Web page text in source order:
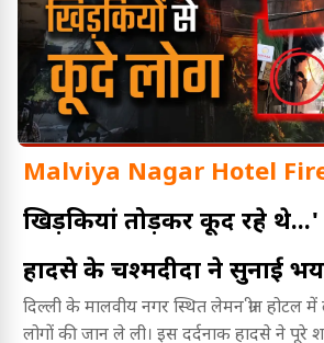
Malviya Nagar Hotel
खिड़कियां तोड़कर कूद रहे थे...'
हादसे के चश्मदीदों ने सुनाई
दिल्ली के मालवीय नगर स्थित लेमन ग्रीन
लोगों की जान ले ली। इस दर्दनाक हादसे ने